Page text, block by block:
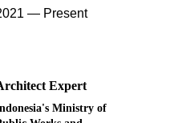
— Present
Expert
Ministry of